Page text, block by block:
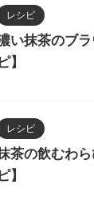
レシピ
い抹茶のブ
ピ】
レシピ
茶の飲むわ
ピ】